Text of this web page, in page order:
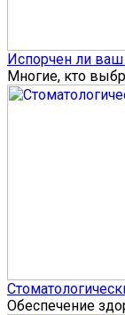
Испорчен ли ваш
Многие, кто
Обеспечение